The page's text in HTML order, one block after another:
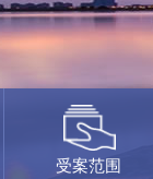
受案范围